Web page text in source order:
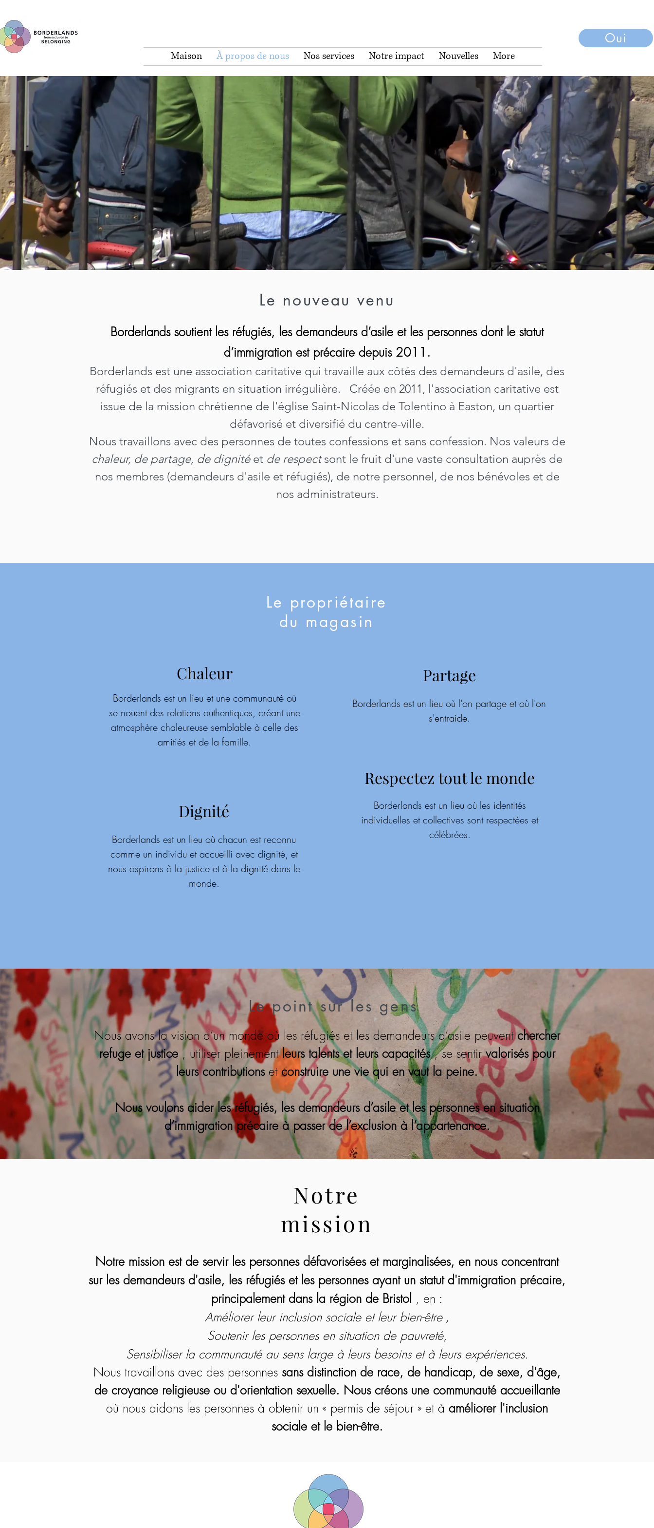
Maison À propos de nous Nos services Notre impact Nouvelles More
Oui
Le nouveau venu
Borderlands soutient les réfugiés, les demandeurs d’asile et les personnes dont le statut
d’immigration est précaire depuis 2011.
Borderlands est une association caritative qui travaille aux côtés des demandeurs d'asile, des
réfugiés et des migrants en situation irrégulière.
Créée en 2011, l'association caritative est
issue de la mission chrétienne de l'église Saint-Nicolas de Tolentino à Easton, un quartier
défavorisé et diversifié du centre-ville.
Nous travaillons avec des personnes de toutes confessions et sans confession. Nos valeurs de
chaleur, de partage, de dignitéet de respectsont le fruit d'une vaste consultation auprès de
nos membres (demandeurs d'asile et réfugiés), de notre personnel, de nos bénévoles et de
nos administrateurs.
Le propriétaire
du magasin
Chaleur
Borderlands est un lieu et une communauté où
se nouent des relations authentiques, créant une
atmosphère chaleureuse semblable à celle des
amitiés et de la famille.
Dignité
Borderlands est un lieu où chacun est reconnu
comme un individu et accueilli avec dignité, et
nous aspirons à la justice et à la dignité dans le
monde.
Partage
Borderlands est un lieu où l'on partage et où l'on
s'entraide.
Respectez tout le monde
Borderlands est un lieu où les identités
individuelles et collectives sont respectées et
célébrées.
Le point sur les gens
Nous avons la vision d’un monde où les réfugiés et les demandeurs d’asile peuvent chercher
refuge et justice , utiliser pleinement leurs talents et leurs capacités , se sentir valorisés pour
leurs contributions et construire une vie qui en vaut la peine.
Nous voulons aider les réfugiés, les demandeurs d’asile et les personnes en situation
d’immigration précaire à passer de l’exclusion à l’appartenance.
Notre
mission
Notre mission est de servir les personnes défavorisées et marginalisées, en nous concentrant
sur les demandeurs d'asile, les réfugiés et les personnes ayant un statut d'immigration précaire,
principalement dans la région de Bristol , en :
Améliorer leur inclusion sociale et leur bien-être ,
Soutenir les personnes en situation de pauvreté,
Sensibiliser la communauté au sens large à leurs besoins et à leurs expériences.
Nous travaillons avec des personnes sans distinction de race, de handicap, de sexe, d'âge,
de croyance religieuse ou d'orientation sexuelle. Nous créons une communauté accueillante
où nous aidons les personnes à obtenir un « permis de séjour » et à améliorer l'inclusion
sociale et le bien-être.